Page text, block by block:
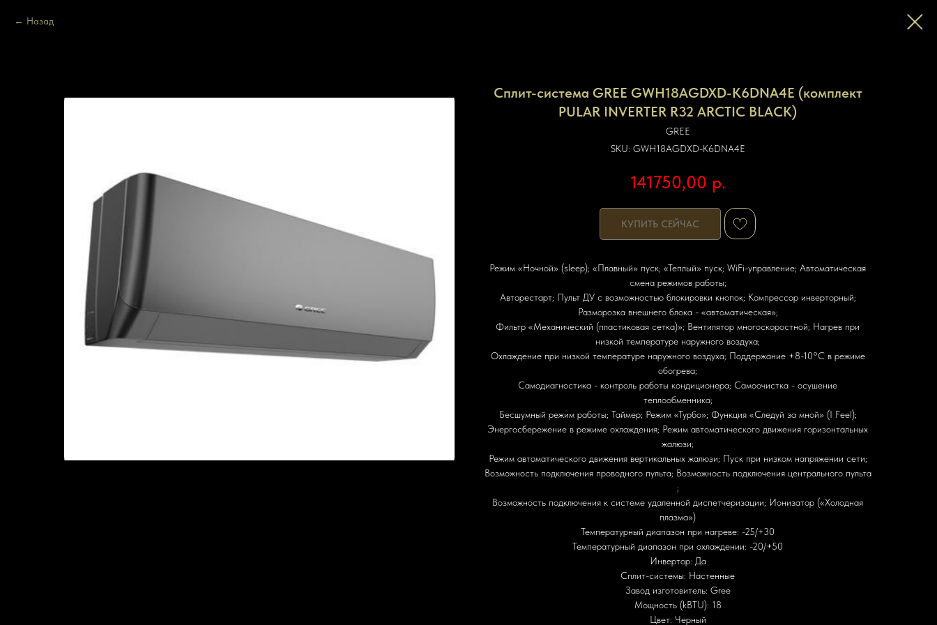
Назад
Сплит-система GREE GWH18AGDXD-K6DNA4E (комплект
PULAR INVERTER R32 ARCTIC BLACK)
GREE
SKU: GWH18AGDXD-K6DNA4E
141750,00 р.
КУПИТЬ СЕЙЧАС
Режим «Ночной» (sleep); «Плавный» пуск; «Теплый» пуск; WiFi-управление; Автоматическая
смена режимов работы;
Авторестарт; Пульт ДУ с возможностью блокировки кнопок; Компрессор инверторный;
Разморозка внешнего блока - «автоматическая»;
Фильтр «Механический (пластиковая сетка)»; Вентилятор многоскоростной; Нагрев при
низкой температуре наружного воздуха;
Охлаждение при низкой температуре наружного воздуха; Поддержание +8-10°С в режиме
обогрева;
Самодиагностика - контроль работы кондиционера; Самоочистка - осушение
теплообменника;
Бесшумный режим работы; Таймер; Режим «Турбо»; Функция «Следуй за мной» (I Feel);
Энергосбережение в режиме охлаждения; Режим автоматического движения горизонтальных
жалюзи;
Режим автоматического движения вертикальных жалюзи; Пуск при низком напряжении сети;
Возможность подключения проводного пульта; Возможность подключения центрального пульта
;
Возможность подключения к системе удаленной диспетчеризации; Ионизатор («Холодная
плазма»)
Температурный диапазон при нагреве: -25/+30
Температурный диапазон при охлаждении: -20/+50
Инвертор: Да
Сплит-системы: Настенные
Завод изготовитель: Gree
Мощность (kBTU): 18
Цвет: Черный